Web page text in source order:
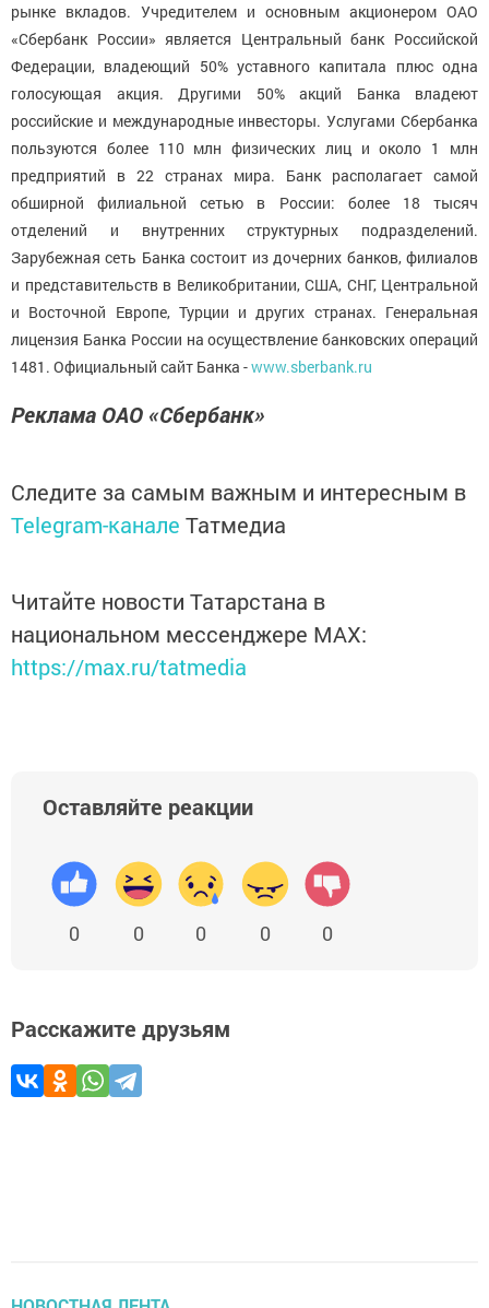
рынке вкладов. Учредителем и основным акционером ОАО
«Сбербанк России» является Центральный банк Российской
Федерации, владеющий 50% уставного капитала плюс одна
голосующая акция. Другими 50% акций Банка владеют
российские и международные инвесторы. Услугами Сбербанка
пользуются более 110 млн физических лиц и около 1 млн
предприятий в 22 странах мира. Банк располагает самой
обширной филиальной сетью в России: более 18 тысяч
отделений и внутренних структурных подразделений.
Зарубежная сеть Банка состоит из дочерних банков, филиалов
и представительств в Великобритании, США, СНГ, Центральной
и Восточной Европе, Турции и других странах. Генеральная
лицензия Банка России на осуществление банковских операций
1481. Официальный сайт Банка -www.sberbank.ru
Реклама ОАО «Сбербанк»
Следите за самым важным и интересным в
Telegram-канале Татмедиа
Читайте новости Татарстана в
национальном мессенджере MАХ:
https://max.ru/tatmedia
Оставляйте реакции
0 0 0 0 0
Расскажите друзьям